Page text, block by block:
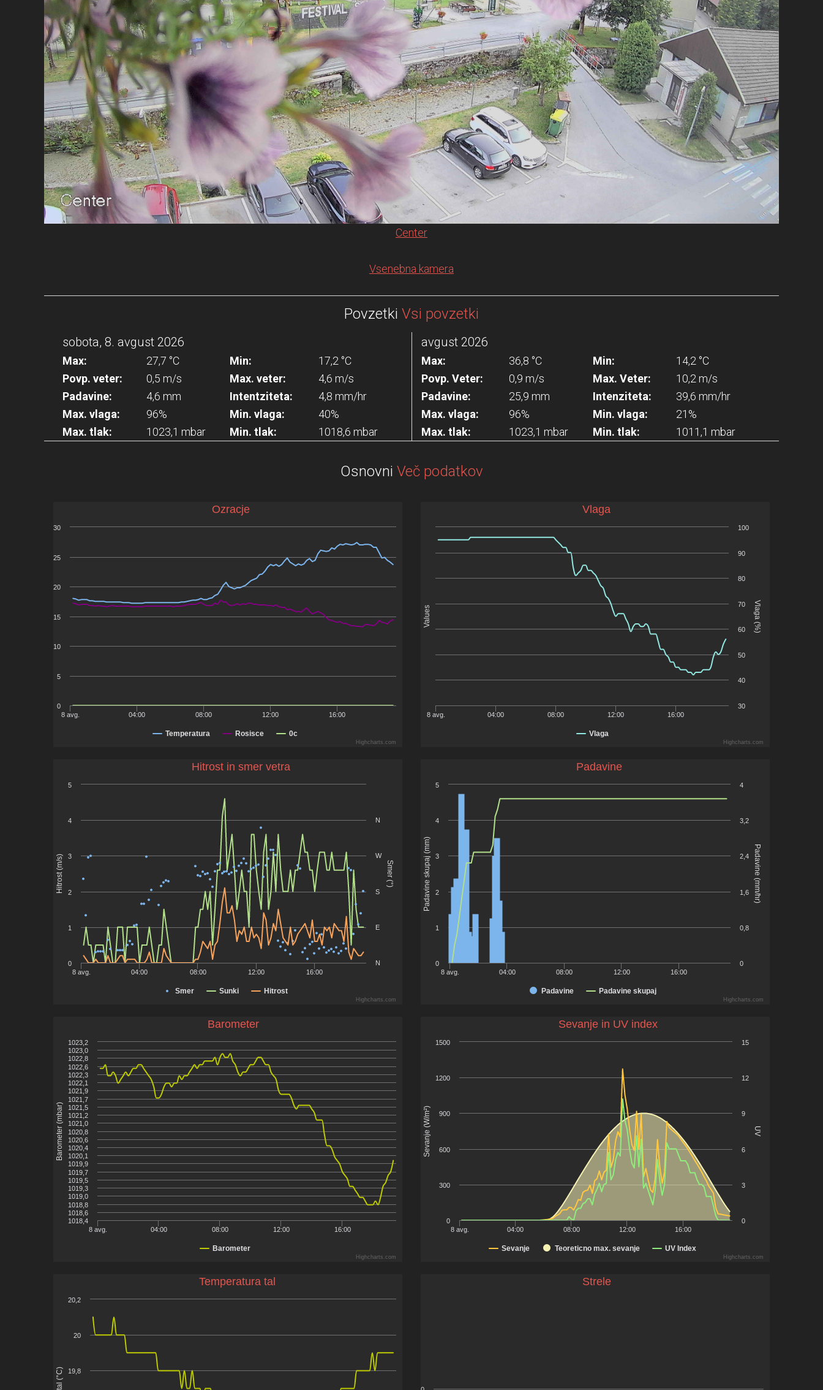
Center
Vsenebna kamera
Povzetki Vsi povzetki
sobota, 8. avgust 2026
Max: 27,7 °C Min:
17,2 °C
Povp. veter:
0,5 m/s Max. veter:
4,6 m/s
Padavine:
4,6 mm Intentziteta:
4,8 mm/hr
Max. vlaga:
96% Min. vlaga:
40%
Max. tlak:
1023,1 mbar Min. tlak: 1018,6 mbar
avgust 2026
Max: 36,8 °C Min:
14,2 °C
Povp. Veter:
0,9 m/s Max. Veter:
10,2 m/s
Padavine:
25,9 mm Intenziteta:
39,6 mm/hr
Max. vlaga:
96% Min. vlaga:
21%
Max. tlak:
1023,1 mbar Min. tlak: 1011,1 mbar
Osnovni Več podatkov
Temperatura Rosisce 0c
8 avg. 12:00
04:00 08:00 16:00
0
5
10
15
20
25
30
Highcharts.com
Ozracje
Values Vlaga (%)
Vlaga
8 avg. 12:00
04:00 08:00 16:00
30
40
50
60
70
80
90
100
Highcharts.com
Vlaga
Hitrost (m/s) Smer (°)
Smer Sunki Hitrost
8 avg. 12:00
04:00 08:00 16:00
0
1
2
3
4
5
Highcharts.com
Hitrost in smer vetra
N
E
S
W
N
Padavine skupaj (mm) Padavine (mm/hr)
Padavine Padavine skupaj
8 avg. 12:00
04:00 08:00 16:00
0
1
2
3
4
5
0
0,8
1,6
2,4
3,2
4
Highcharts.com
Padavine
Barometer (mbar)
Barometer
8 avg. 12:00
04:00 08:00 16:00
1018,4
1018,6
1018,8
1019,0
1019,3
1019,5
1019,7
1019,9
1020,1
1020,4
1020,6
1020,8
1021,0
1021,2
1021,5
1021,7
1021,9
1022,1
1022,3
1022,6
1022,8
1023,0
1023,2
Highcharts.com
Barometer
Sevanje (W/m²) UV
Sevanje Teoreticno max. sevanje UV Index
8 avg. 12:00
04:00 08:00 16:00
0
300
600
900
1200
1500
0
3
6
9
12
15
Highcharts.com
Sevanje in UV index
19,8
20
20,2
Temperatura tal Strele